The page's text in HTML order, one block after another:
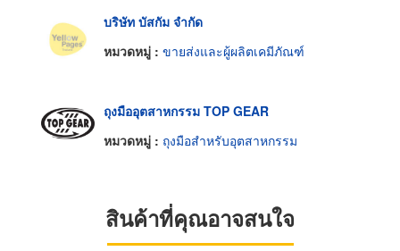
บริษัท บัสกัม จำกัด
หมวดหมู่ : ขายส่งและผู้ผลิตเคมีภัณฑ์
ถุงมืออุตสาหกรรม TOP GEAR
หมวดหมู่ : ถุงมือสำหรับอุตสาหกรรม
สินค้าที่คุณอาจสนใจ